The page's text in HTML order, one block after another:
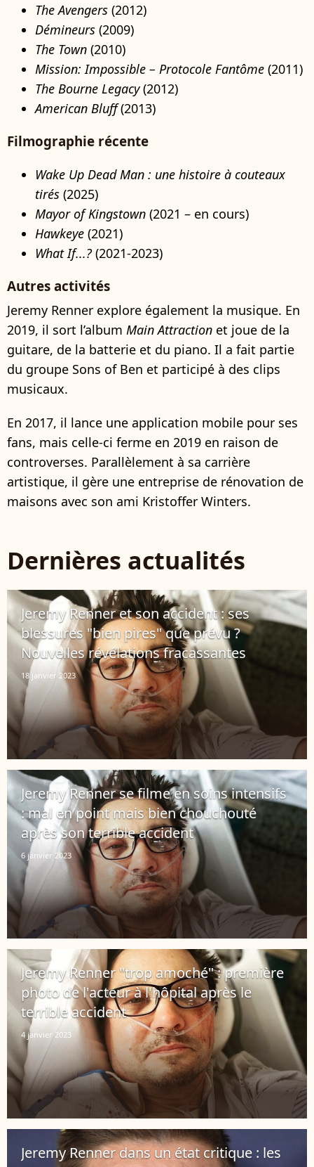
The Avengers (2012)
Démineurs (2009)
The Town (2010)
Mission: Impossible – Protocole Fantôme (2011)
The Bourne Legacy(2012)
American Bluff(2013)
Filmographie récente
Wake Up Dead Man : une histoire à couteaux
tirés (2025)
Mayor of Kingstown (2021 – en cours)
Hawkeye (2021)
What If...?(2021-2023)
Autres activités
Jeremy Renner explore également la musique. En
2019, il sort l’album Main Attraction et joue de la
guitare, de la batterie et du piano. Il a fait partie
du groupe Sons of Ben et participé à des clips
musicaux.
En 2017, il lance une application mobile pour ses
fans, mais celle-ci ferme en 2019 en raison de
controverses. Parallèlement à sa carrière
artistique, il gère une entreprise de rénovation de
maisons avec son ami Kristoffer Winters.
Dernières actualités
Jeremy Renner et son accident : ses
blessures "bien pires" que prévu ?
Nouvelles révélations fracassantes
18 janvier 2023
Jeremy Renner se filme en soins intensifs
: mal en point mais bien chouchouté
après son terrible accident
6 janvier 2023
Jeremy Renner "trop amoché" : première
photo de l'acteur à l'hôpital après le
terrible accident
4 janvier 2023
Jeremy Renner dans un état critique : les